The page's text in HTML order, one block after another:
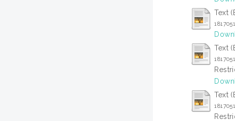
Text
Text
Text